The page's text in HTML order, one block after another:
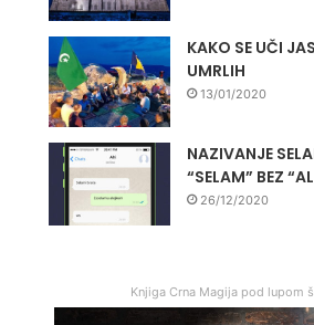
KAKO SE UČI
UMRLIH
13/01/2020
NAZIVANJE
“SELAM” BEZ
26/12/2020
Knjiga Crna Magija pod lupom